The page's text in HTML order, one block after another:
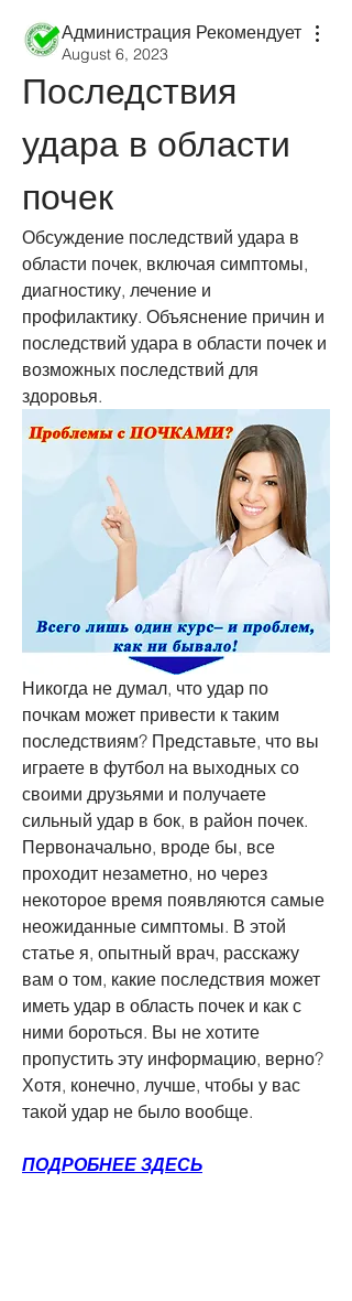
Администрация Рекомендует
August 6, 2023
Последствия
удара в области
почек
Обсуждение последствий удара в
области почек, включая симптомы,
диагностику, лечение и
профилактику. Объяснение причин и
последствий удара в области почек и
возможных последствий для
здоровья.
Никогда не думал, что удар по
почкам может привести к таким
последствиям? Представьте, что вы
играете в футбол на выходных со
своими друзьями и получаете
сильный удар в бок, в район почек.
Первоначально, вроде бы, все
проходит незаметно, но через
некоторое время появляются самые
неожиданные симптомы. В этой
статье я, опытный врач, расскажу
вам о том, какие последствия может
иметь удар в область почек и как с
ними бороться. Вы не хотите
пропустить эту информацию, верно?
Хотя, конечно, лучше, чтобы у вас
такой удар не было вообще.
ПОДРОБНЕЕ ЗДЕСЬ